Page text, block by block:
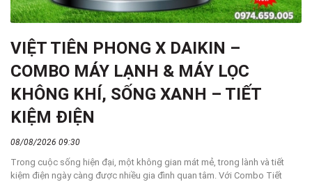
VIỆT TIÊN PHONG X DAIKIN –
COMBO MÁY LẠNH & MÁY LỌC
KHÔNG KHÍ, SỐNG XANH – TIẾT
KIỆM ĐIỆN
08/08/2026 09:30
Trong cuộc sống hiện đại, một không gian mát mẻ, trong lành và tiết
kiệm điện ngày càng được nhiều gia đình quan tâm. Với Combo Tiết